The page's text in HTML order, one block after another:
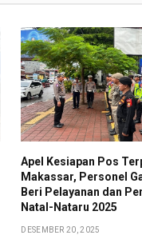
Apel Kesiapan Pos
Makassar, Personel
Beri Pelayanan dan
Natal-Nataru 2025
DESEMBER 20, 2025